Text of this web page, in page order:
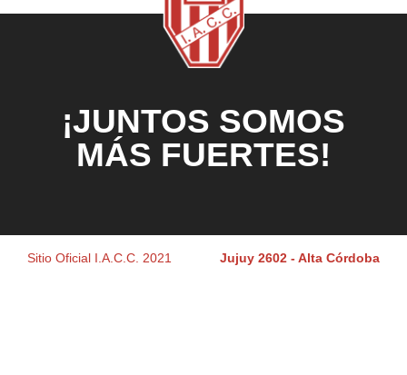
¡JUNTOS SOMOS
MÁS FUERTES!
Sitio Oficial I.A.C.C. 2021 Jujuy 2602 - Alta Córdoba